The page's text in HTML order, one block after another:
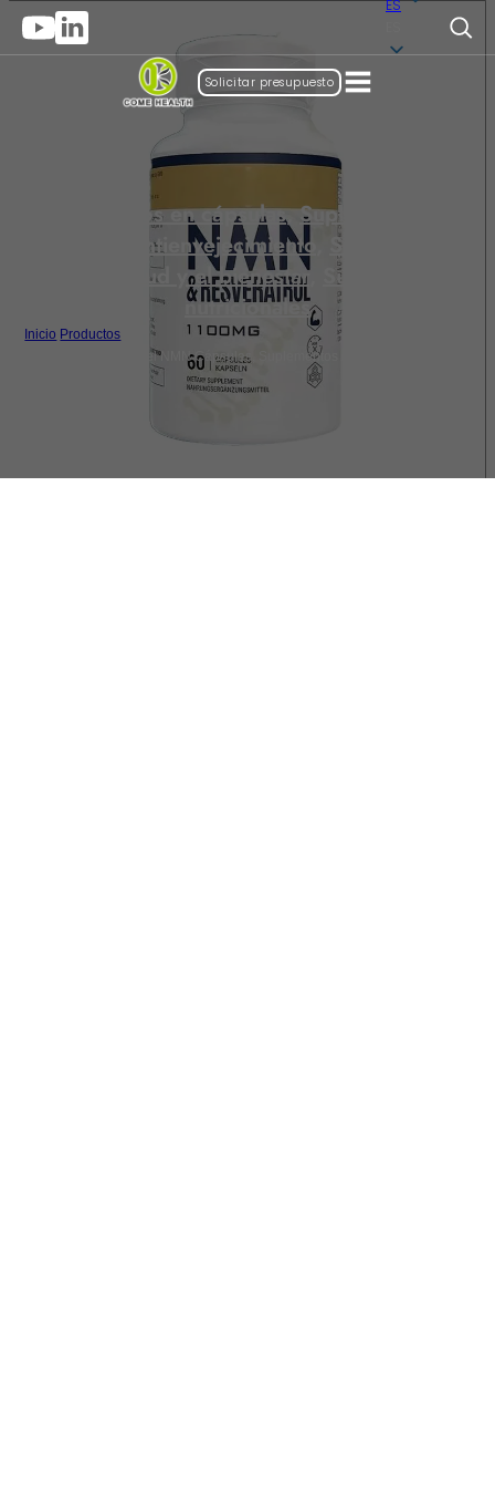
ES
Solicitar presupuesto
Suplementos en cápsulas,Suplementos de
belleza y antienvejecimiento
Suplementos
para la salud y el bienestar,
Suplementos
nutricionales
Inicio Productos
Suplementos a granel NMN Cápsulas, Suplementos antienvejecimiento al